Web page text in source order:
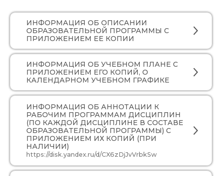
ИНФОРМАЦИЯ ОБ ОПИСАНИИ
ОБРАЗОВАТЕЛЬНОЙ ПРОГРАММЫ С
ПРИЛОЖЕНИЕМ ЕЕ КОПИИ
ИНФОРМАЦИЯ ОБ УЧЕБНОМ ПЛАНЕ С
ПРИЛОЖЕНИЕМ ЕГО КОПИЙ, О
КАЛЕНДАРНОМ УЧЕБНОМ ГРАФИКЕ
ИНФОРМАЦИЯ ОБ АННОТАЦИИ К
РАБОЧИМ ПРОГРАММАМ ДИСЦИПЛИН
(ПО КАЖДОЙ ДИСЦИПЛИНЕ В СОСТАВЕ
ОБРАЗОВАТЕЛЬНОЙ ПРОГРАММЫ) С
ПРИЛОЖЕНИЕМ ИХ КОПИЙ (ПРИ
НАЛИЧИИ)
https://disk.yandex.ru/d/CX6zDjJvVrbkSw